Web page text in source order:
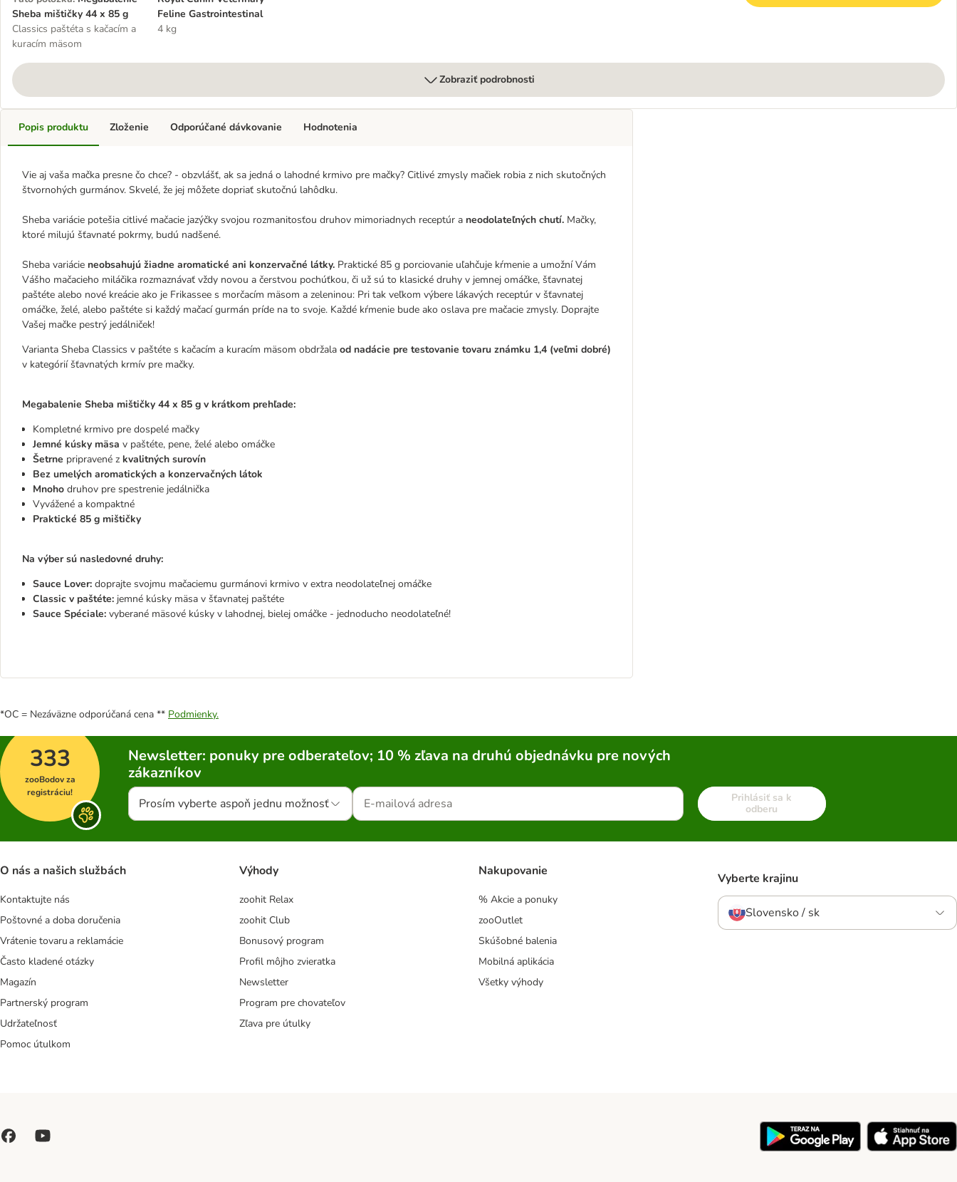
Sheba mištičky 44 x 85 g
Classics paštéta s kačacím a
kuracím mäsom
Feline Gastrointestinal
4 kg
Zobraziť podrobnosti
Popis produktu
Vie aj vaša mačka presne čo chce? - obzvlášť, ak sa jedná o lahodné krmivo pre mačky? Citlivé zmysly mačiek robia z nich skutočných
štvornohých gurmánov. Skvelé, že jej môžete dopriať skutočnú lahôdku.
Sheba variácie potešia citlivé mačacie jazýčky svojou rozmanitosťou druhov mimoriadnych receptúr a neodolateľných chutí. Mačky,
ktoré milujú šťavnaté pokrmy, budú nadšené.
Sheba variácie neobsahujú žiadne aromatické ani konzervačné látky. Praktické 85 g porciovanie uľahčuje kŕmenie a umožní Vám
Vášho mačacieho miláčika rozmaznávať vždy novou a čerstvou pochúťkou, či už sú to klasické druhy v jemnej omáčke, šťavnatej
paštéte alebo nové kreácie ako je Frikassee s morčacím mäsom a zeleninou: Pri tak veľkom výbere lákavých receptúr v šťavnatej
omáčke, želé, alebo paštéte si každý mačací gurmán príde na to svoje. Každé kŕmenie bude ako oslava pre mačacie zmysly. Doprajte
Vašej mačke pestrý jedálniček!
Varianta Sheba Classics v paštéte s kačacím a kuracím mäsom obdržala od nadácie pre testovanie tovaru známku 1,4 (veľmi dobré)
v kategórií šťavnatých krmív pre mačky.
Megabalenie Sheba mištičky 44 x 85 g v krátkom prehľade:
Kompletné krmivo pre dospelé mačky
Jemné kúsky mäsa v paštéte, pene, želé alebo omáčke
Šetrne pripravené z kvalitných surovín
Bez umelých aromatických a konzervačných látok
Mnoho druhov pre spestrenie jedálnička
Vyvážené a kompaktné
Praktické 85 g mištičky
Na výber sú nasledovné druhy:
Sauce Lover: doprajte svojmu mačaciemu gurmánovi krmivo v extra neodolateľnej omáčke
Classic v paštéte: jemné kúsky mäsa v šťavnatej paštéte
Sauce Spéciale: vyberané mäsové kúsky v lahodnej, bielej omáčke - jednoducho neodolateľné!
Zloženie Odporúčané dávkovanie Hodnotenia
*OC = Nezáväzne odporúčaná cena ** Podmienky.
333
zooBodov za
registráciu!
Newsletter: ponuky pre odberateľov; 10 % zľava na druhú objednávku pre nových
zákazníkov
Prosím vyberte aspoň jednu možnosť
Prihlásiť sa k
odberu
O nás a našich službách
Kontaktujte nás
Poštovné a doba doručenia
Vrátenie tovaru a reklamácie
Často kladené otázky
Magazín
Partnerský program
Udržateľnosť
Pomoc útulkom
Výhody
zoohit Relax
zoohit Club
Bonusový program
Profil môjho zvieratka
Newsletter
Program pre chovateľov
Zľava pre útulky
Nakupovanie
% Akcie a ponuky
zooOutlet
Skúšobné balenia
Mobilná aplikácia
Všetky výhody
Vyberte krajinu
Slovensko / sk